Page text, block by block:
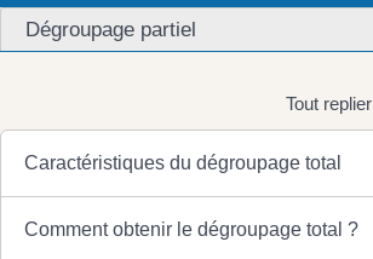
Dégroupage partiel
Tout replier
Caractéristiques du dégroupage total
Comment obtenir le dégroupage total ?